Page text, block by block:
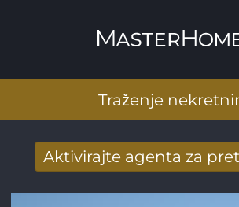
Traženje
Aktivirajte agenta za